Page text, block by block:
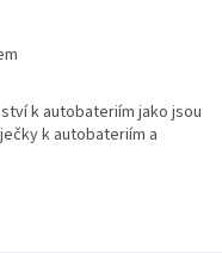
k autobateriím jako jsou
k autobateriím a